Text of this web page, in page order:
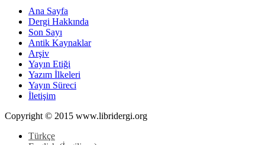
Ana Sayfa
Dergi Hakkında
Son Sayı
Antik Kaynaklar
Arşiv
Yayın Etiği
Yazım İlkeleri
Yayın Süreci
İletişim
Copyright © 2015 www.libridergi.org
Türkçe